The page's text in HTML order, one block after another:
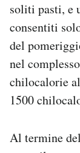
soliti pasti, e
consentiti
del
nel
chilocalorie
1500
Al termine